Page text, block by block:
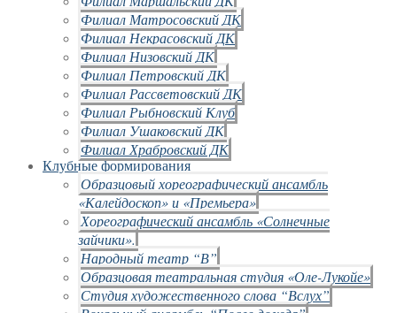
Филиал Матросовский ДК
Филиал Некрасовский ДК
Филиал Низовский ДК
Филиал Петровский ДК
Филиал Рассветовский ДК
Филиал Рыбновский Клуб
Филиал Ушаковский ДК
Филиал Храбровский ДК
Клубные формирования
Образцовый хореографический ансамбль
«Калейдоскоп» и «Премьера»
Хореографический ансамбль «Солнечные
зайчики».
Народный театр “В”
Образцовая театральная студия «Оле-Лукойе»
Студия художественного слова “Вслух”